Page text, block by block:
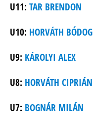
U11: TAR BRENDON
U10: HORVÁTH BÓDOG
U9: KÁROLYI ALEX
U8: HORVÁTH CIPRIÁN
U7: BOGNÁR MILÁN